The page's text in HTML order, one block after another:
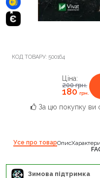
КОД ТОВАРУ: 500164
Ціна:
200грн.
180грн.
За цю покупку ви
Усе про товарОпис
Зимова підтримка